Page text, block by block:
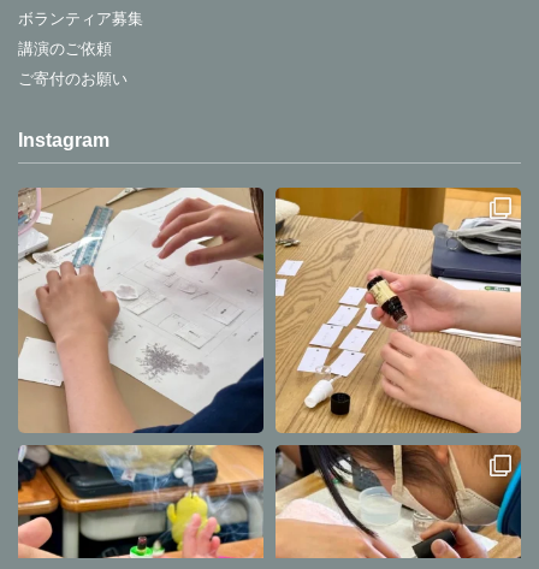
ボランティア募集
講演のご依頼
ご寄付のお願い
Instagram